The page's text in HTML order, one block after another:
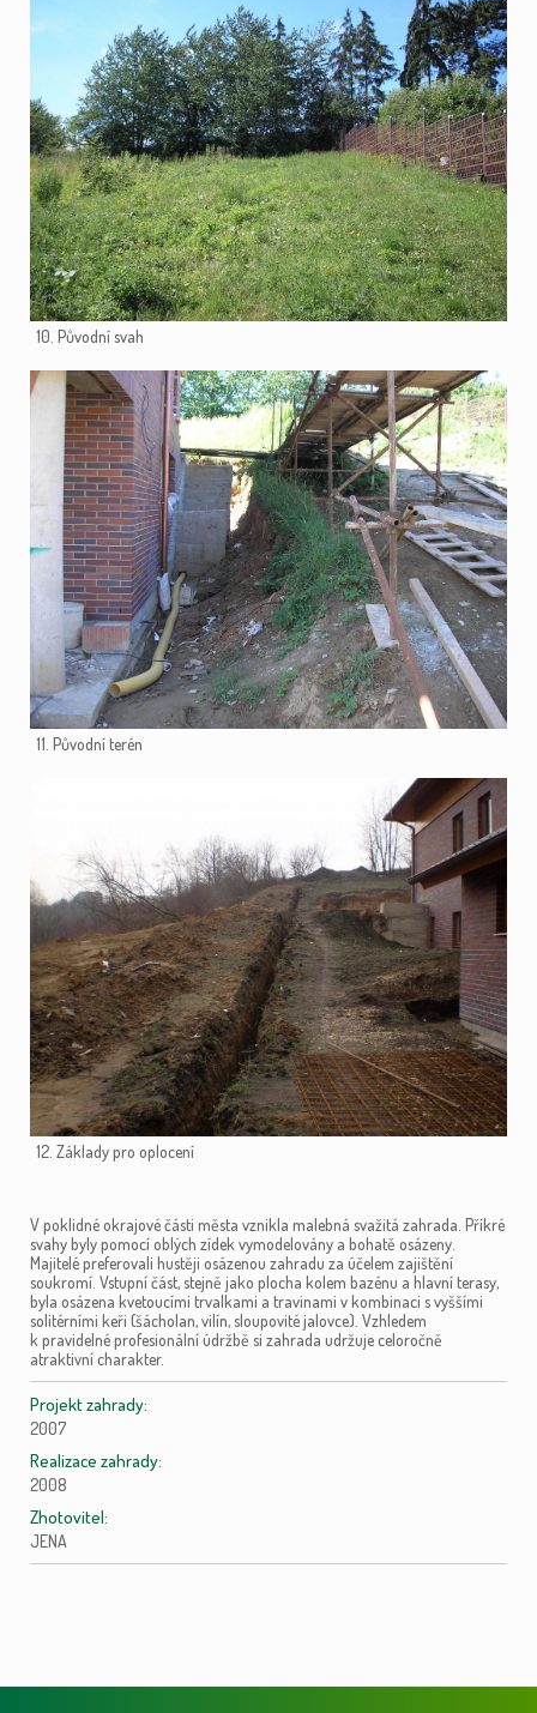
10. Původní svah
11. Původní terén
12. Základy pro oplocení
V poklidné okrajové části města vznikla malebná svažitá zahrada. Příkré
svahy byly pomocí oblých zídek vymodelovány a bohatě osázeny.
Majitelé preferovali hustěji osázenou zahradu za účelem zajištění
soukromí. Vstupní část, stejně jako plocha kolem bazénu a hlavní terasy,
byla osázena kvetoucími trvalkami a travinami v kombinaci s vyššími
solitérními keři (šácholan, vilín, sloupovité jalovce). Vzhledem
k pravidelné profesionální údržbě si zahrada udržuje celoročně
atraktivní charakter.
Projekt zahrady:
2007
Realizace zahrady:
2008
Zhotovitel:
JENA